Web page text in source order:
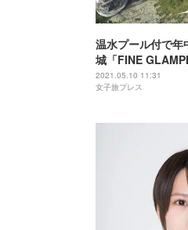
温水プール付で年
城「FINE
ンピング）」でお
2021.05.10 11:31
女子旅プレス